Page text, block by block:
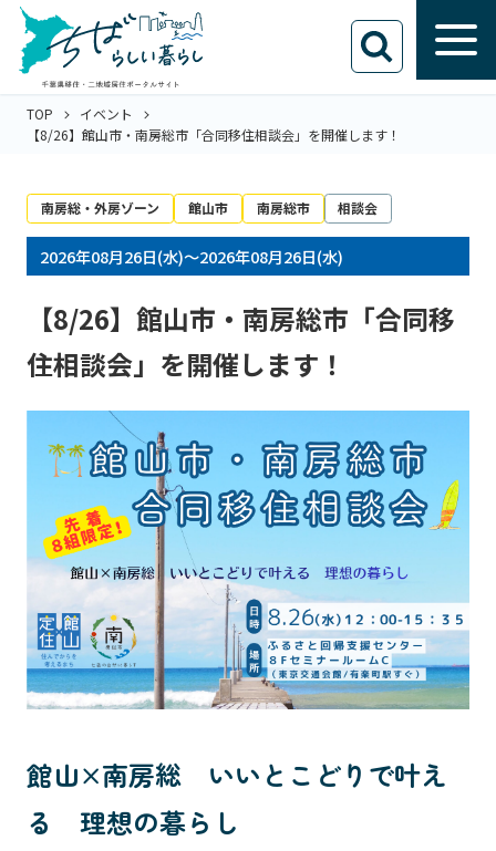
TOP
イベント
【8/26】館山市・南房総市「合同移住相談会」を開催します！
南房総・外房ゾーン 館山市 南房総市 相談会
2026年08月26日(水)～2026年08月26日(水)
【8/26】館山市・南房総市「合同移
住相談会」を開催します！
館山×南房総 いいとこどりで叶え
る 理想の暮らし